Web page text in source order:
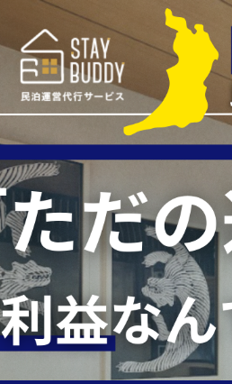
は、私たちにお任せください。